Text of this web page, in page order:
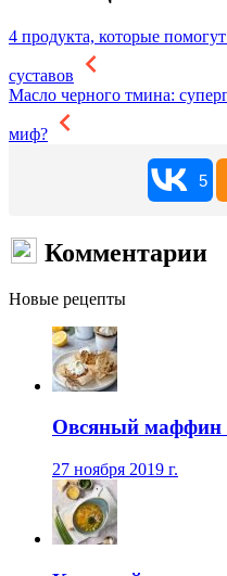
4 продукта, которые
суставов
Масло черного тмина:
миф?
5
Комментарии
Новые рецепты
Овсяный маффин
27 ноября 2019 г.